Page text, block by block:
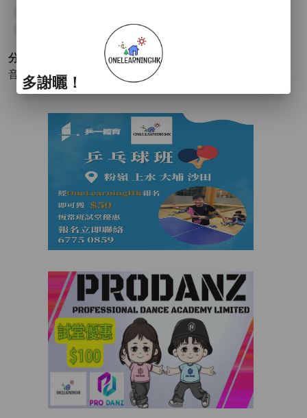
分類 :
音樂和表演 - 舞蹈
- 嘻哈舞 爵士舞 其他(舞蹈)
多謝曬！